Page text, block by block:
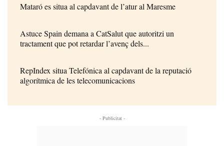
Mataró es situa al capdavant de l’atur al Maresme
Astuce Spain demana a CatSalut que autoritzi un
tractament que pot retardar l’avenç dels...
RepIndex situa Telefónica al capdavant de la reputació
algorítmica de les telecomunicacions
- Publicitat -